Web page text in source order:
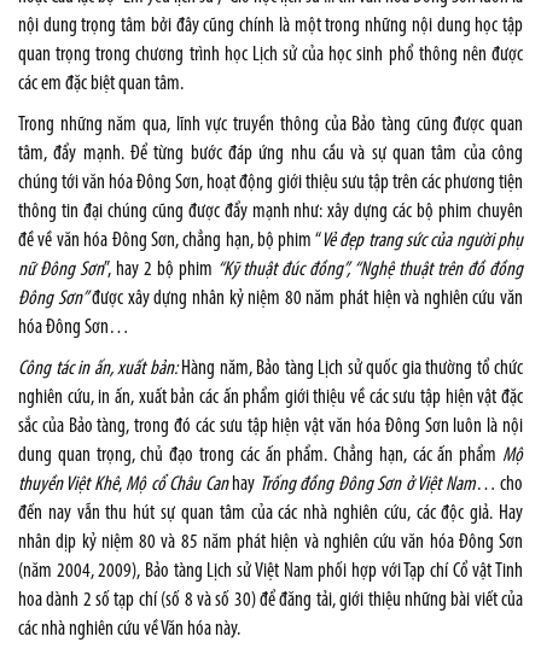
nội dung trọng tâm bởi đây cũng chính là một trong những nội dung học tập
quan trọng trong chương trình học Lịch sử của học sinh phổ thông nên được
các em đặc biệt quan tâm.
Trong những năm qua, lĩnh vực truyền thông của Bảo tàng cũng được quan
tâm, đẩy mạnh. Để từng bước đáp ứng nhu cầu và sự quan tâm của công
chúng tới văn hóa Đông Sơn, hoạt động giới thiệu sưu tập trên các phương tiện
thông tin đại chúng cũng được đẩy mạnh như: xây dựng các bộ phim chuyên
đề về văn hóa Đông Sơn, chẳng hạn, bộ phim “Vẻ đẹp trang sức của người phụ
nữ Đông Sơn”, hay 2 bộ phim “Kỹ thuật đúc đồng”, “Nghệ thuật trên đồ đồng
Đông Sơn”được xây dựng nhân kỷ niệm 80 năm phát hiện và nghiên cứu văn
hóa Đông Sơn…
Công tác in ấn, xuất bản:Hàng năm, Bảo tàng Lịch sử quốc gia thường tổ chức
nghiên cứu, in ấn, xuất bản các ấn phẩm giới thiệu về các sưu tập hiện vật đặc
sắc của Bảo tàng, trong đó các sưu tập hiện vật văn hóa Đông Sơn luôn là nội
dung quan trọng, chủ đạo trong các ấn phẩm. Chẳng hạn, các ấn phẩm Mộ
thuyền Việt Khê,Mộ cổ Châu Canhay Trống đồng Đông Sơn ở Việt Nam… cho
đến nay vẫn thu hút sự quan tâm của các nhà nghiên cứu, các độc giả. Hay
nhân dịp kỷ niệm 80 và 85 năm phát hiện và nghiên cứu văn hóa Đông Sơn
(năm 2004, 2009), Bảo tàng Lịch sử Việt Nam phối hợp với Tạp chí Cổ vật Tinh
hoa dành 2 số tạp chí (số 8 và số 30) để đăng tải, giới thiệu những bài viết của
các nhà nghiên cứu về Văn hóa này.